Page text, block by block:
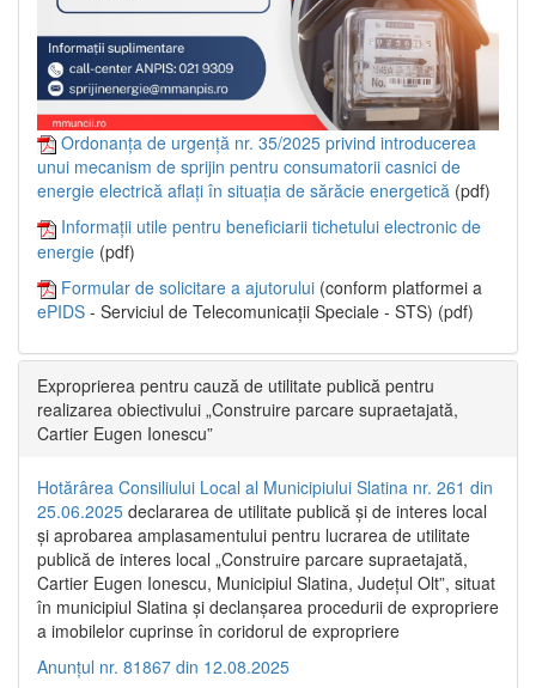
Ordonanța de urgență nr. 35/2025 privind introducerea
unui mecanism de sprijin pentru consumatorii casnici de
energie electrică aflați în situația de sărăcie energetică (pdf)
Informații utile pentru beneficiarii tichetului electronic de
energie (pdf)
Formular de solicitare a ajutorului (conform platformei a
ePIDS - Serviciul de Telecomunicații Speciale - STS) (pdf)
Exproprierea pentru cauză de utilitate publică pentru
realizarea obiectivului „Construire parcare supraetajată,
Cartier Eugen Ionescu”
Hotărârea Consiliului Local al Municipiului Slatina nr. 261 din
25.06.2025 declararea de utilitate publică și de interes local
și aprobarea amplasamentului pentru lucrarea de utilitate
publică de interes local „Construire parcare supraetajată,
Cartier Eugen Ionescu, Municipiul Slatina, Județul Olt”, situat
în municipiul Slatina și declanșarea procedurii de expropriere
a imobilelor cuprinse în coridorul de expropriere
Anunțul nr. 81867 din 12.08.2025